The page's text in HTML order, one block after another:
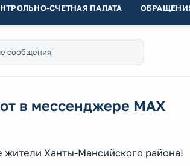
СЧЕТНАЯ ПАЛАТА
сообщения
в мессенджере MAX
Ханты-Мансийского района!